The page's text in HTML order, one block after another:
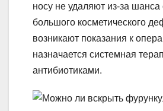
носу не удаляют из-за шанса
большого косметического
возникают показания к
назначается системная
антибиотиками.